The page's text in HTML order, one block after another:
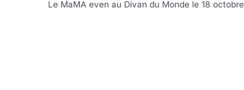
Le MaMA even au Divan du Monde le 18 octobre